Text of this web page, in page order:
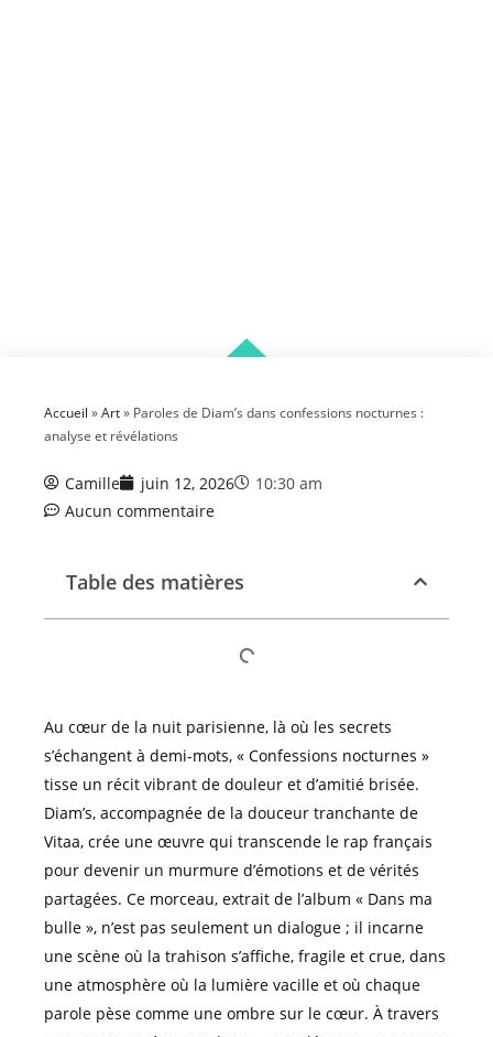
Accueil »Art» Paroles de Diam’s dans confessions nocturnes :
analyse et révélations
Camille juin 12, 2026
10:30 am
Aucun commentaire
Table des matières
Au cœur de la nuit parisienne, là où les secrets
s’échangent à demi-mots, « Confessions nocturnes »
tisse un récit vibrant de douleur et d’amitié brisée.
Diam’s, accompagnée de la douceur tranchante de
Vitaa, crée une œuvre qui transcende le rap français
pour devenir un murmure d’émotions et de vérités
partagées. Ce morceau, extrait de l’album « Dans ma
bulle », n’est pas seulement un dialogue ; il incarne
une scène où la trahison s’affiche, fragile et crue, dans
une atmosphère où la lumière vacille et où chaque
parole pèse comme une ombre sur le cœur. À travers